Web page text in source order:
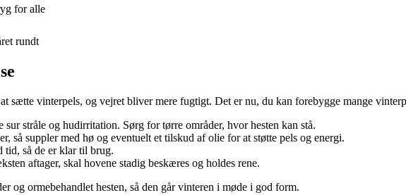
for alle
rundt
sætte vinterpels, og vejret bliver mere fugtigt. Det er nu, du kan forebygge mange
sur stråle og hudirritation. Sørg for tørre områder, hvor hesten kan stå.
så suppler med hø og eventuelt et tilskud af olie for at støtte pels og energi.
tid, så de er klar til brug.
aftager, skal hovene stadig beskæres og holdes rene.
og ormebehandlet hesten, så den går vinteren i møde i god form.